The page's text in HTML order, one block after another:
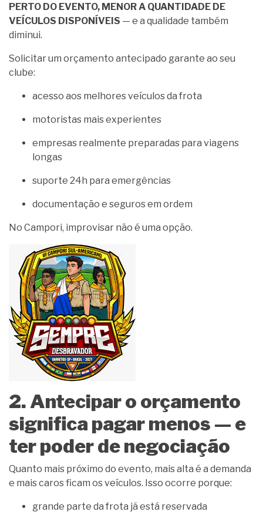
PERTO DO EVENTO, MENOR A QUANTIDADE DE
VEÍCULOS DISPONÍVEIS — e a qualidade também
diminui.
Solicitar um orçamento antecipado garante ao seu
clube:
acesso aos melhores veículos da frota
motoristas mais experientes
empresas realmente preparadas para viagens
longas
suporte 24h para emergências
documentação e seguros em ordem
No Campori, improvisar não é uma opção.
2. Antecipar o orçamento
significa pagar menos — e
ter poder de negociação
Quanto mais próximo do evento, mais alta é a demanda
e mais caros ficam os veículos. Isso ocorre porque:
grande parte da frota já está reservada